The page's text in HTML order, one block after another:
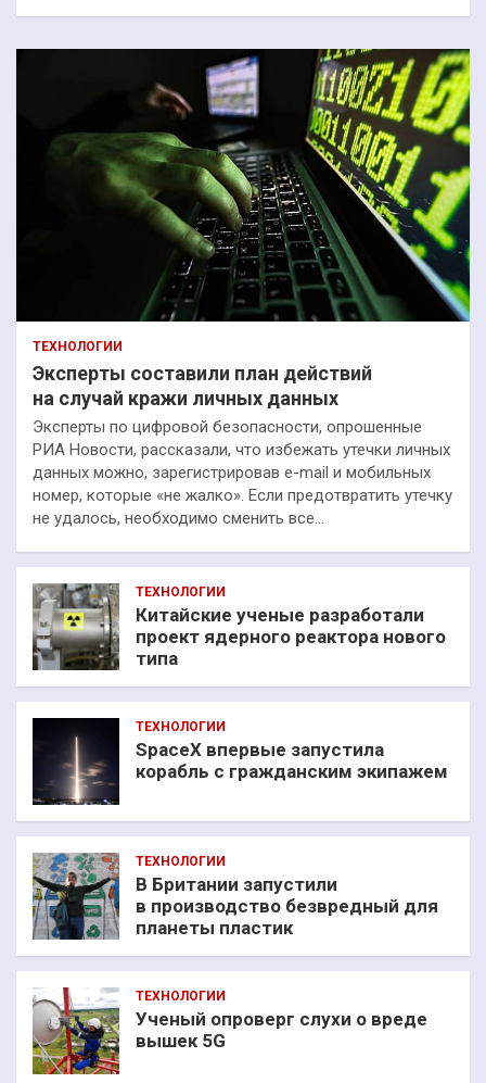
ТЕХНОЛОГИИ
Эксперты составили план действий
на случай кражи личных данных
Эксперты по цифровой безопасности, опрошенные
РИА Новости, рассказали, что избежать утечки личных
данных можно, зарегистрировав e-mail и мобильных
номер, которые «не жалко». Если предотвратить утечку
не удалось, необходимо сменить все…
ТЕХНОЛОГИИ
Китайские ученые разработали
проект ядерного реактора нового
типа
ТЕХНОЛОГИИ
SpaceX впервые запустила
корабль с гражданским экипажем
ТЕХНОЛОГИИ
В Британии запустили
в производство безвредный для
планеты пластик
ТЕХНОЛОГИИ
Ученый опроверг слухи о вреде
вышек 5G